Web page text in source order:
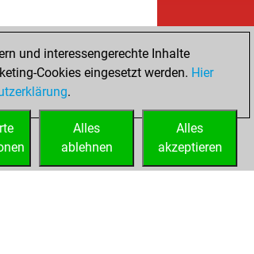
und interessengerechte Inhalte
Cookies eingesetzt werden. Hier
.
Alles
akzeptieren
Alles
ablehnen